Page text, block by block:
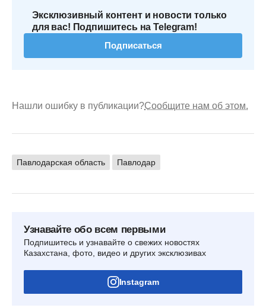
Эксклюзивный контент и новости только
для вас! Подпишитесь на Telegram!
Подписаться
Нашли ошибку в публикации?Сообщите нам об этом.
Павлодарская область Павлодар
Узнавайте обо всем первыми
Подпишитесь и узнавайте о свежих новостях
Казахстана, фото, видео и других эксклюзивах
Instagram